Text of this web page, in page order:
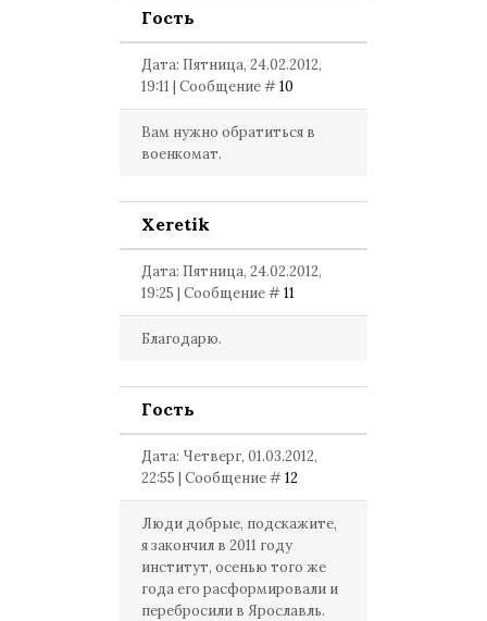
Гость
Дата: Пятница, 24.02.2012,
19:11 | Сообщение #10
Вам нужно обратиться в
военкомат.
Xeretik
Дата: Пятница, 24.02.2012,
19:25 | Сообщение #11
Благодарю.
Гость
Дата: Четверг, 01.03.2012,
22:55 | Сообщение #12
Люди добрые, подскажите,
я закончил в 2011 году
институт, осенью того же
года его расформировали и
перебросили в Ярославль.